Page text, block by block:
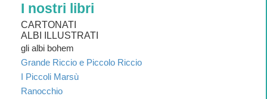
I nostri libri
CARTONATI
ALBI ILLUSTRATI
gli albi bohem
Grande Riccio e Piccolo Riccio
I Piccoli Marsù
Ranocchio